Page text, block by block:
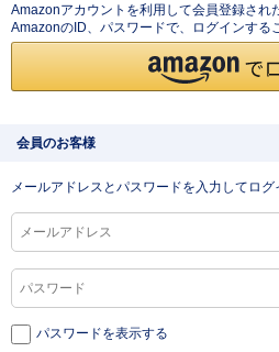
Amazonアカウントを利用して会員登録され
AmazonのID、パスワードで、ログインする
会員のお客様
メールアドレスとパスワードを入力してログ
パスワードを表示する